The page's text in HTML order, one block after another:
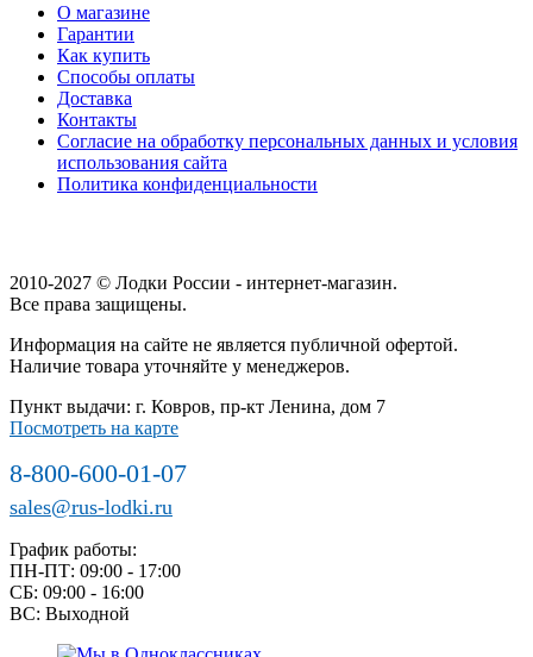
О магазине
Гарантии
Как купить
Способы оплаты
Доставка
Контакты
Согласие на обработку персональных данных и условия
использования сайта
Политика конфиденциальности
2010-2027 © Лодки России - интернет-магазин.
Все права защищены.
Информация на сайте не является публичной офертой.
Наличие товара уточняйте у менеджеров.
Пункт выдачи: г. Ковров, пр-кт Ленина, дом 7
Посмотреть на карте
8-800-600-01-07
sales@rus-lodki.ru
График работы:
ПН-ПТ: 09:00 - 17:00
СБ: 09:00 - 16:00
ВС: Выходной